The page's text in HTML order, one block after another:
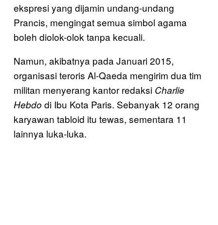
ekspresi yang dijamin undang-undang
Prancis, mengingat semua simbol agama
boleh diolok-olok tanpa kecuali.
Namun, akibatnya pada Januari 2015,
organisasi teroris Al-Qaeda mengirim dua tim
militan menyerang kantor redaksi Charlie
Hebdo di Ibu Kota Paris. Sebanyak 12 orang
karyawan tabloid itu tewas, sementara 11
lainnya luka-luka.